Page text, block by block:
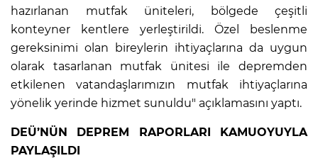
hazırlanan mutfak üniteleri, bölgede çeşitli
konteyner kentlere yerleştirildi. Özel beslenme
gereksinimi olan bireylerin ihtiyaçlarına da uygun
olarak tasarlanan mutfak ünitesi ile depremden
etkilenen vatandaşlarımızın mutfak ihtiyaçlarına
yönelik yerinde hizmet sunuldu" açıklamasını yaptı.
DEÜ’NÜN DEPREM RAPORLARI KAMUOYUYLA
PAYLAŞILDI